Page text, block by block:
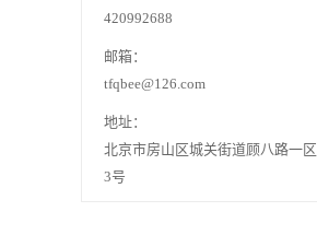
420992688
邮箱：
tfqbee@126.com
地址：
北京市房山区城关街道顾八路一区
3号